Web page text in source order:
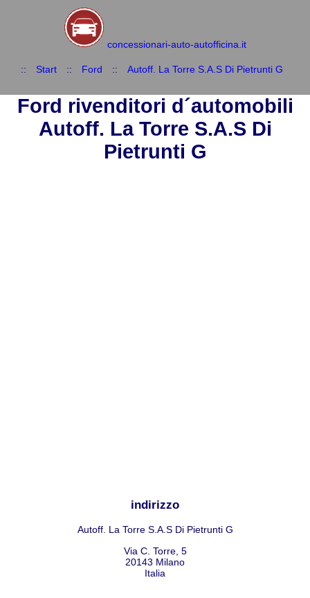
concessionari-auto-autofficina.it
:: Start :: Ford :: Autoff. La Torre S.A.S Di Pietrunti G
Ford rivenditori d´automobili
Autoff. La Torre S.A.S Di
Pietrunti G
indirizzo
Autoff. La Torre S.A.S Di Pietrunti G
Via C. Torre, 5
20143 Milano
Italia